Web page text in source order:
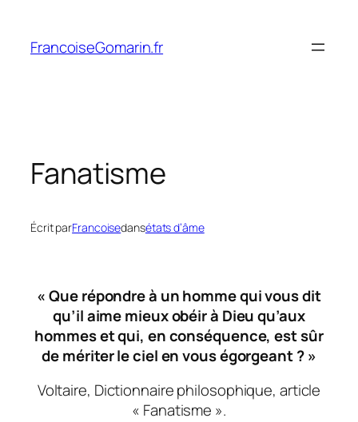
contenu
FrancoiseGomarin.fr
Fanatisme
Écrit parFrancoisedansétats d’âme
«Que répondre à un homme qui vous dit
qu’il aime mieux obéir à Dieu qu’aux
hommes et qui, en conséquence, est sûr
de mériter le ciel en vous égorgeant ? »
Voltaire, Dictionnaire philosophique, article
« Fanatisme ».